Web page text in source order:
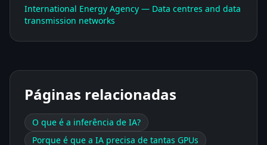
International Energy Agency — Data centres and data
transmission networks
Páginas relacionadas
O que é a inferência de IA?
Porque é que a IA precisa de tantas GPUs